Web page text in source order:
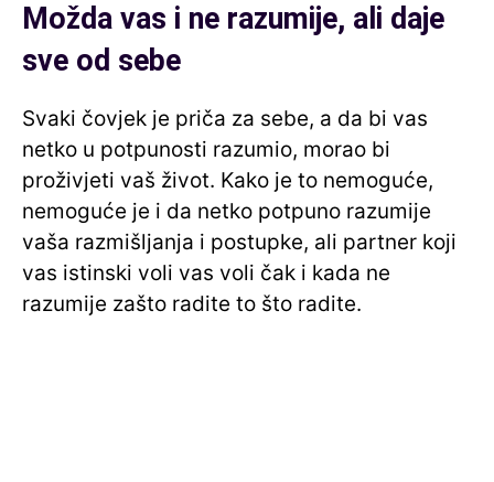
Možda vas i ne razumije, ali daje
sve od sebe
Svaki čovjek je priča za sebe, a da bi vas
netko u potpunosti razumio, morao bi
proživjeti vaš život. Kako je to nemoguće,
nemoguće je i da netko potpuno razumije
vaša razmišljanja i postupke, ali partner koji
vas istinski voli vas voli čak i kada ne
razumije zašto radite to što radite.